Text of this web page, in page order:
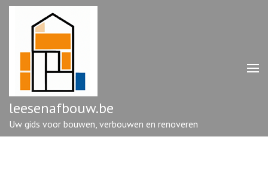
Ga
enter)
leesenafbouw.be
Uw gids voor bouwen, verbouwen en renoveren